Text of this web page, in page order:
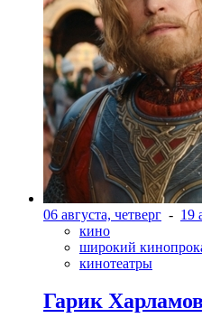
06 августа, четверг - 19
кино
широкий
кинотеатры
Гарик